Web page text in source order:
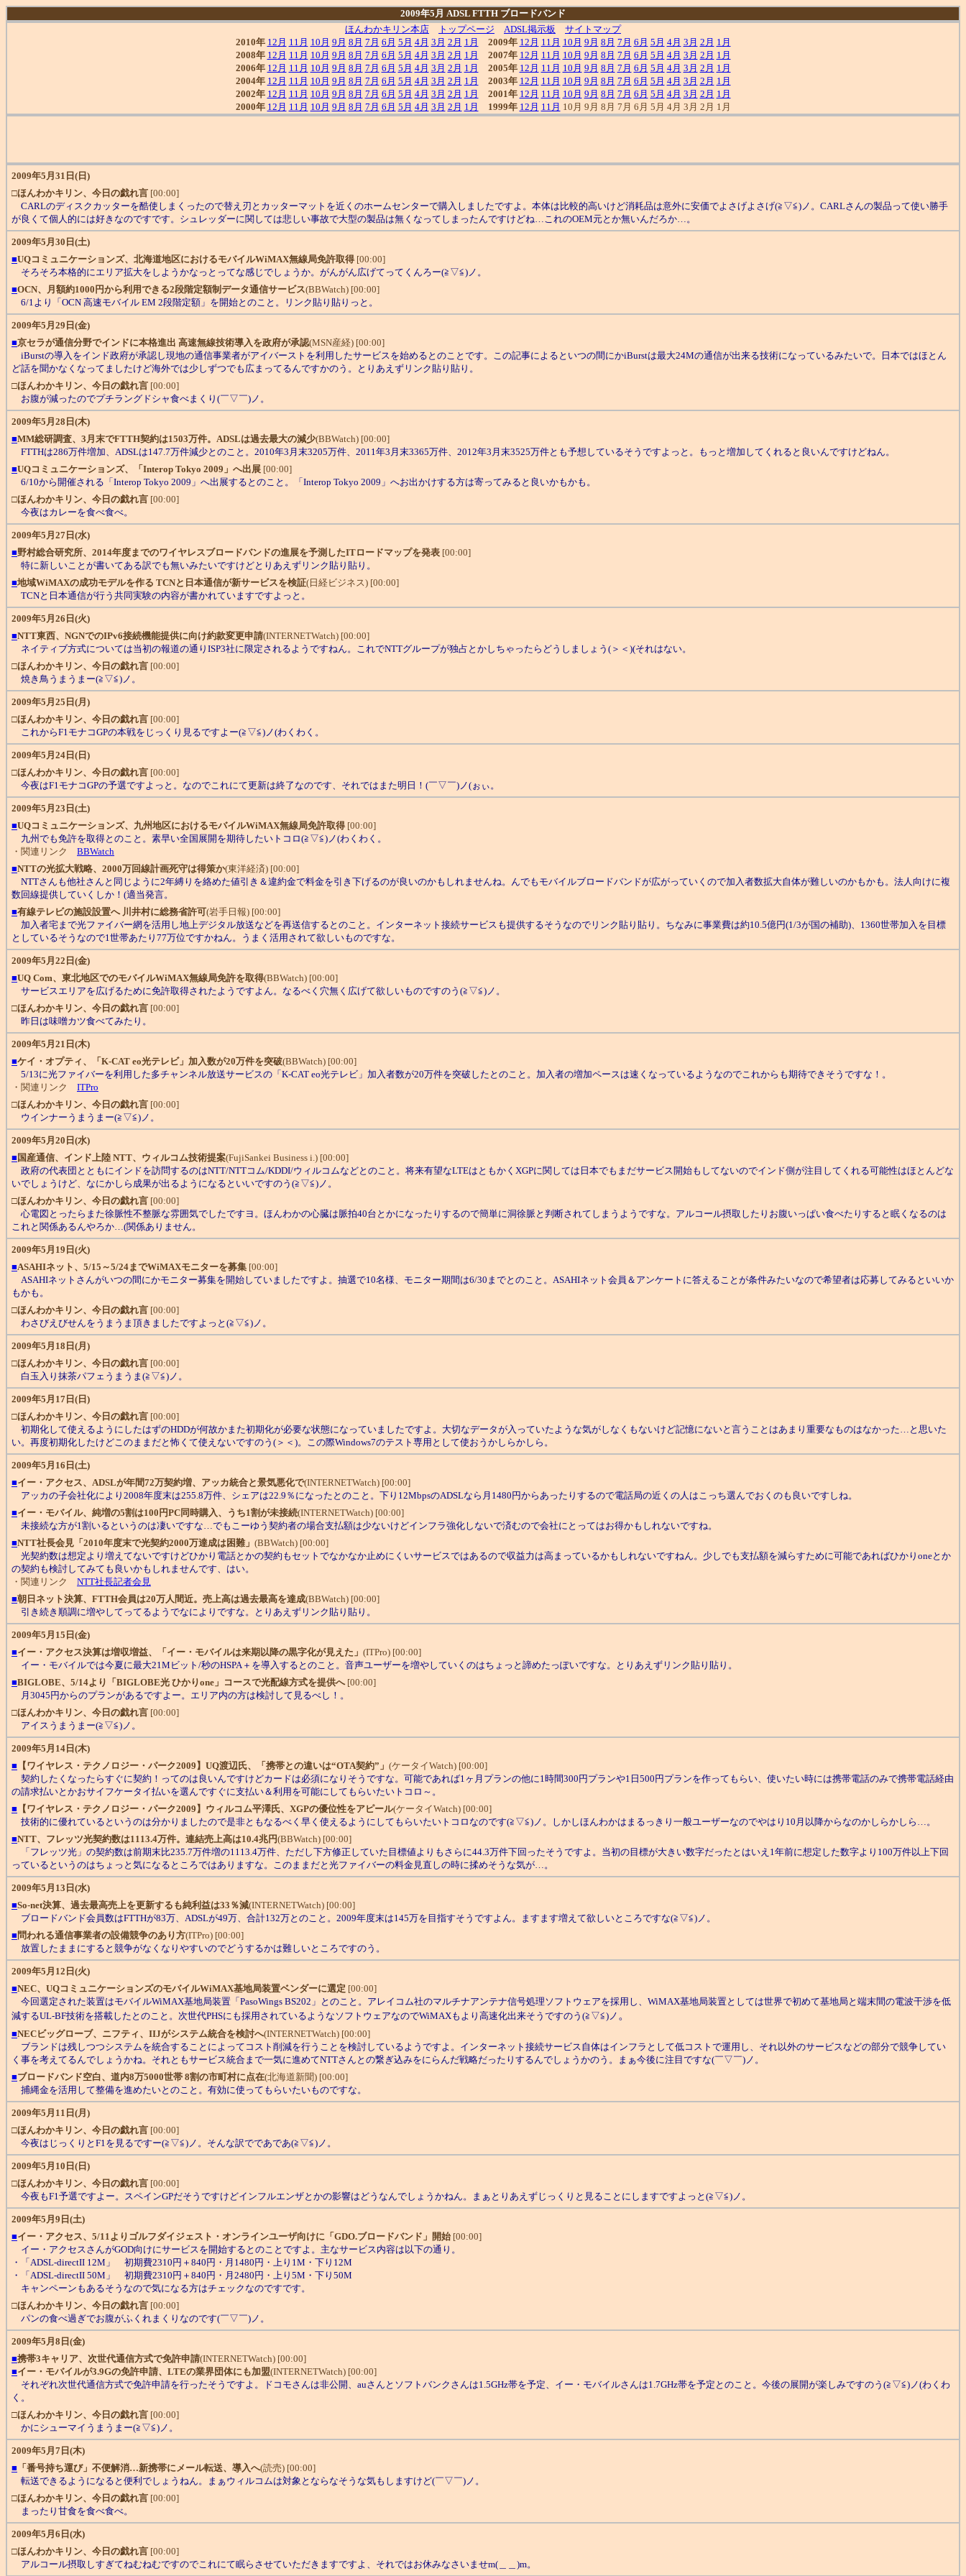
2009年5月 ADSL FTTH ブロードバンド
ほんわかキリン本店
トップページ ADSL掲示板
サイトマップ
2010年 12月 11月 10月 9月 8月 7月 6月 5月 4月 3月 2月 1月 2009年 12月 11月 10月 9月 8月 7月 6月 5月 4月 3月 2月 1月
2008年 12月 11月 10月 9月 8月 7月 6月 5月 4月 3月 2月 1月 2007年 12月 11月 10月 9月 8月 7月 6月 5月 4月 3月 2月 1月
2006年 12月 11月 10月 9月 8月 7月 6月 5月 4月 3月 2月 1月 2005年 12月 11月 10月 9月 8月 7月 6月 5月 4月 3月 2月 1月
2004年 12月 11月 10月 9月 8月 7月 6月 5月 4月 3月 2月 1月 2003年 12月 11月 10月 9月 8月 7月 6月 5月 4月 3月 2月 1月
2002年 12月 11月 10月 9月 8月 7月 6月 5月 4月 3月 2月 1月 2001年 12月 11月 10月 9月 8月 7月 6月 5月 4月 3月 2月 1月
2000年 12月 11月 10月 9月 8月 7月 6月 5月 4月 3月 2月 1月 1999年 12月 11月 10月 9月 8月 7月 6月 5月 4月 3月 2月 1月
2009年5月31日(日)
□ほんわかキリン、今日の戯れ言 [00:00]
CARLのディスクカッターを酷使しまくったので替え刃とカッターマットを近くのホームセンターで購入しましたですよ。本体は比較的高いけど消耗品は意外に安価でよさげよさげ(≧▽≦)ノ。CARLさんの製品って使い勝手
が良くて個人的には好きなのですです。シュレッダーに関しては悲しい事故で大型の製品は無くなってしまったんですけどね…これのOEM元とか無いんだろか…。
2009年5月30日(土)
■UQコミュニケーションズ、北海道地区におけるモバイルWiMAX無線局免許取得 [00:00]
そろそろ本格的にエリア拡大をしようかなっとってな感じでしょうか。がんがん広げてってくんろー(≧▽≦)ノ。
■OCN、月額約1000円から利用できる2段階定額制データ通信サービス(BBWatch) [00:00]
6/1より「OCN 高速モバイル EM 2段階定額」を開始とのこと。リンク貼り貼りっと。
2009年5月29日(金)
■京セラが通信分野でインドに本格進出 高速無線技術導入を政府が承認(MSN産経) [00:00]
iBurstの導入をインド政府が承認し現地の通信事業者がアイバーストを利用したサービスを始めるとのことです。この記事によるといつの間にかiBurstは最大24Mの通信が出来る技術になっているみたいで。日本ではほとん
ど話を聞かなくなってましたけど海外では少しずつでも広まってるんですかのう。とりあえずリンク貼り貼り。
□ほんわかキリン、今日の戯れ言 [00:00]
お腹が減ったのでプチラングドシャ食べまくり(￣▽￣)ノ。
2009年5月28日(木)
■MM総研調査、3月末でFTTH契約は1503万件。ADSLは過去最大の減少(BBWatch) [00:00]
FTTHは286万件増加、ADSLは147.7万件減少とのこと。2010年3月末3205万件、2011年3月末3365万件、2012年3月末3525万件とも予想しているそうですよっと。もっと増加してくれると良いんですけどねん。
■UQコミュニケーションズ、「Interop Tokyo 2009」へ出展 [00:00]
6/10から開催される「Interop Tokyo 2009」へ出展するとのこと。「Interop Tokyo 2009」へお出かけする方は寄ってみると良いかもかも。
□ほんわかキリン、今日の戯れ言 [00:00]
今夜はカレーを食べ食べ。
2009年5月27日(水)
■野村総合研究所、2014年度までのワイヤレスブロードバンドの進展を予測したITロードマップを発表 [00:00]
特に新しいことが書いてある訳でも無いみたいですけどとりあえずリンク貼り貼り。
■地域WiMAXの成功モデルを作る TCNと日本通信が新サービスを検証(日経ビジネス) [00:00]
TCNと日本通信が行う共同実験の内容が書かれていますですよっと。
2009年5月26日(火)
■NTT東西、NGNでのIPv6接続機能提供に向け約款変更申請(INTERNETWatch) [00:00]
ネイティブ方式については当初の報道の通りISP3社に限定されるようですねん。これでNTTグループが独占とかしちゃったらどうしましょう(＞＜)(それはない。
□ほんわかキリン、今日の戯れ言 [00:00]
焼き鳥うまうまー(≧▽≦)ノ。
2009年5月25日(月)
□ほんわかキリン、今日の戯れ言 [00:00]
これからF1モナコGPの本戦をじっくり見るですよー(≧▽≦)ノ(わくわく。
2009年5月24日(日)
□ほんわかキリン、今日の戯れ言 [00:00]
今夜はF1モナコGPの予選ですよっと。なのでこれにて更新は終了なのです、それではまた明日！(￣▽￣)ノ(ぉぃ。
2009年5月23日(土)
■UQコミュニケーションズ、九州地区におけるモバイルWiMAX無線局免許取得 [00:00]
九州でも免許を取得とのこと。素早い全国展開を期待したいトコロ(≧▽≦)ノ(わくわく。
・関連リンク BBWatch
■NTTの光拡大戦略、2000万回線計画死守は得策か(東洋経済) [00:00]
NTTさんも他社さんと同じように2年縛りを絡めた値引き＆違約金で料金を引き下げるのが良いのかもしれませんね。んでもモバイルブロードバンドが広がっていくので加入者数拡大自体が難しいのかもかも。法人向けに複
数回線提供していくしか！(適当発言。
■有線テレビの施設設置へ 川井村に総務省許可(岩手日報) [00:00]
加入者宅まで光ファイバー網を活用し地上デジタル放送などを再送信するとのこと。インターネット接続サービスも提供するそうなのでリンク貼り貼り。ちなみに事業費は約10.5億円(1/3が国の補助)、1360世帯加入を目標
としているそうなので1世帯あたり77万位ですかねん。うまく活用されて欲しいものですな。
2009年5月22日(金)
■UQ Com、東北地区でのモバイルWiMAX無線局免許を取得(BBWatch) [00:00]
サービスエリアを広げるために免許取得されたようですよん。なるべく穴無く広げて欲しいものですのう(≧▽≦)ノ。
□ほんわかキリン、今日の戯れ言 [00:00]
昨日は味噌カツ食べてみたり。
2009年5月21日(木)
■ケイ・オプティ、「K-CAT eo光テレビ」加入数が20万件を突破(BBWatch) [00:00]
5/13に光ファイバーを利用した多チャンネル放送サービスの「K-CAT eo光テレビ」加入者数が20万件を突破したとのこと。加入者の増加ペースは速くなっているようなのでこれからも期待できそうですな！。
・関連リンク ITPro
□ほんわかキリン、今日の戯れ言 [00:00]
ウインナーうまうまー(≧▽≦)ノ。
2009年5月20日(水)
■ 国産通信、インド上陸 NTT、ウィルコム技術提案(FujiSankei Business i.) [00:00]
政府の代表団とともにインドを訪問するのはNTT/NTTコム/KDDI/ウィルコムなどとのこと。将来有望なLTEはともかくXGPに関しては日本でもまだサービス開始もしてないのでインド側が注目してくれる可能性はほとんどな
いでしょうけど、なにかしら成果が出るようになるといいですのう(≧▽≦)ノ。
□ほんわかキリン、今日の戯れ言 [00:00]
心電図とったらまた徐脈性不整脈な雰囲気でしたですヨ。ほんわかの心臓は脈拍40台とかになったりするので簡単に洞徐脈と判断されてしまうようですな。アルコール摂取したりお腹いっぱい食べたりすると眠くなるのは
これと関係あるんやろか…(関係ありません。
2009年5月19日(火)
■ASAHIネット、5/15～5/24までWiMAXモニターを募集 [00:00]
ASAHIネットさんがいつの間にかモニター募集を開始していましたですよ。抽選で10名様、モニター期間は6/30までとのこと。ASAHIネット会員＆アンケートに答えることが条件みたいなので希望者は応募してみるといいか
もかも。
□ほんわかキリン、今日の戯れ言 [00:00]
わさびえびせんをうまうま頂きましたですよっと(≧▽≦)ノ。
2009年5月18日(月)
□ほんわかキリン、今日の戯れ言 [00:00]
白玉入り抹茶パフェうまうま(≧▽≦)ノ。
2009年5月17日(日)
□ほんわかキリン、今日の戯れ言 [00:00]
初期化して使えるようにしたはずのHDDが何故かまた初期化が必要な状態になっていましたですよ。大切なデータが入っていたような気がしなくもないけど記憶にないと言うことはあまり重要なものはなかった…と思いた
い。再度初期化したけどこのままだと怖くて使えないですのう(＞＜)。この際Windows7のテスト専用として使おうかしらかしら。
2009年5月16日(土)
■イー・アクセス、ADSLが年間72万契約増、アッカ統合と景気悪化で(INTERNETWatch) [00:00]
アッカの子会社化により2008年度末は255.8万件、シェアは22.9％になったとのこと。下り12MbpsのADSLなら月1480円からあったりするので電話局の近くの人はこっち選んでおくのも良いですしね。
■イー・モバイル、純増の5割は100円PC同時購入、うち1割が未接続(INTERNETWatch) [00:00]
未接続な方が1割いるというのは凄いですな…でもこーゆう契約者の場合支払額は少ないけどインフラ強化しないで済むので会社にとってはお得かもしれないですね。
■NTT社長会見「2010年度末で光契約2000万達成は困難」 (BBWatch) [00:00]
光契約数は想定より増えてないですけどひかり電話とかの契約もセットでなかなか止めにくいサービスではあるので収益力は高まっているかもしれないですねん。少しでも支払額を減らすために可能であればひかりoneとか
の契約も検討してみても良いかもしれませんです、はい。
・関連リンク NTT社長記者会見
■朝日ネット決算、FTTH会員は20万人間近。売上高は過去最高を達成(BBWatch) [00:00]
引き続き順調に増やしてってるようでなによりですな。とりあえずリンク貼り貼り。
2009年5月15日(金)
■イー・アクセス決算は増収増益、「イー・モバイルは来期以降の黒字化が見えた」 (ITPro) [00:00]
イー・モバイルでは今夏に最大21Mビット/秒のHSPA＋を導入するとのこと。音声ユーザーを増やしていくのはちょっと諦めたっぽいですな。とりあえずリンク貼り貼り。
■BIGLOBE、5/14より「BIGLOBE光 ひかりone」コースで光配線方式を提供へ[00:00]
月3045円からのプランがあるですよー。エリア内の方は検討して見るべし！。
□ほんわかキリン、今日の戯れ言 [00:00]
アイスうまうまー(≧▽≦)ノ。
2009年5月14日(木)
■ 【ワイヤレス・テクノロジー・パーク2009】UQ渡辺氏、「携帯との違いは“OTA契約”」 (ケータイWatch) [00:00]
契約したくなったらすぐに契約！ってのは良いんですけどカードは必須になりそうですな。可能であれば1ヶ月プランの他に1時間300円プランや1日500円プランを作ってもらい、使いたい時には携帯電話のみで携帯電話経由
の請求払いとかおサイフケータイ払いを選んですぐに支払い＆利用を可能にしてもらいたいトコロ～。
■ 【ワイヤレス・テクノロジー・パーク2009】ウィルコム平澤氏、XGPの優位性をアピール(ケータイWatch) [00:00]
技術的に優れているというのは分かりましたので是非ともなるべく早く使えるようにしてもらいたいトコロなのです(≧▽≦)ノ。しかしほんわかはまるっきり一般ユーザーなのでやはり10月以降からなのかしらかしら…。
■NTT、フレッツ光契約数は1113.4万件。連結売上高は10.4兆円(BBWatch) [00:00]
「フレッツ光」の契約数は前期末比235.7万件増の1113.4万件、ただし下方修正していた目標値よりもさらに44.3万件下回ったそうですよ。当初の目標が大きい数字だったとはいえ1年前に想定した数字より100万件以上下回
っているというのはちょっと気になるところではありますな。このままだと光ファイバーの料金見直しの時に揉めそうな気が…。
2009年5月13日(水)
■So-net決算、過去最高売上を更新するも純利益は33％減(INTERNETWatch) [00:00]
ブロードバンド会員数はFTTHが83万、ADSLが49万、合計132万とのこと。2009年度末は145万を目指すそうですよん。ますます増えて欲しいところですな(≧▽≦)ノ。
■ 問われる通信事業者の設備競争のあり方(ITPro) [00:00]
放置したままにすると競争がなくなりやすいのでどうするかは難しいところですのう。
2009年5月12日(火)
■NEC、UQコミュニケーションズのモバイルWiMAX基地局装置ベンダーに選定 [00:00]
今回選定された装置はモバイルWiMAX基地局装置「PasoWings BS202」とのこと。アレイコム社のマルチナアンテナ信号処理ソフトウェアを採用し、WiMAX基地局装置としては世界で初めて基地局と端末間の電波干渉を低
減するUL-BF技術を搭載したとのこと。次世代PHSにも採用されているようなソフトウェアなのでWiMAXもより高速化出来そうですのう(≧▽≦)ノ 。
■NECビッグローブ、ニフティ、IIJがシステム統合を検討へ(INTERNETWatch) [00:00]
ブランドは残しつつシステムを統合することによってコスト削減を行うことを検討しているようですよ。インターネット接続サービス自体はインフラとして低コストで運用し、それ以外のサービスなどの部分で競争してい
く事を考えてるんでしょうかね。それともサービス統合まで一気に進めてNTTさんとの繋ぎ込みをにらんだ戦略だったりするんでしょうかのう。まぁ今後に注目ですな(￣▽￣)ノ。
■ブロードバンド空白、道内8万5000世帯 8割の市町村に点在(北海道新聞) [00:00]
捕縄金を活用して整備を進めたいとのこと。有効に使ってもらいたいものですな。
2009年5月11日(月)
□ほんわかキリン、今日の戯れ言 [00:00]
今夜はじっくりとF1を見るですー(≧▽≦)ノ。そんな訳でであであ(≧▽≦)ノ。
2009年5月10日(日)
□ほんわかキリン、今日の戯れ言 [00:00]
今夜もF1予選ですよー。スペインGPだそうですけどインフルエンザとかの影響はどうなんでしょうかねん。まぁとりあえずじっくりと見ることにしますですよっと(≧▽≦)ノ。
2009年5月9日(土)
■イー・アクセス、5/11よりゴルフダイジェスト・オンラインユーザ向けに「GDO.ブロードバンド」開始 [00:00]
イー・アクセスさんがGOD向けにサービスを開始するとのことですよ。主なサービス内容は以下の通り。
・「ADSL-directII 12M」 初期費2310円＋840円・月1480円・上り1M・下り12M
・「ADSL-directII 50M」 初期費2310円＋840円・月2480円・上り5M・下り50M
キャンペーンもあるそうなので気になる方はチェックなのですです。
□ほんわかキリン、今日の戯れ言 [00:00]
パンの食べ過ぎでお腹がふくれまくりなのです(￣▽￣)ノ。
2009年5月8日(金)
■携帯3キャリア、次世代通信方式で免許申請(INTERNETWatch) [00:00]
■イー・モバイルが3.9Gの免許申請、LTEの業界団体にも加盟(INTERNETWatch) [00:00]
それぞれ次世代通信方式で免許申請を行ったそうですよ。ドコモさんは非公開、auさんとソフトバンクさんは1.5GHz帯を予定、イー・モバイルさんは1.7GHz帯を予定とのこと。今後の展開が楽しみですのう(≧▽≦)ノ(わくわ
く。
□ほんわかキリン、今日の戯れ言 [00:00]
かにシューマイうまうまー(≧▽≦)ノ。
2009年5月7日(木)
■ 「番号持ち運び」不便解消…新携帯にメール転送、導入へ(読売) [00:00]
転送できるようになると便利でしょうねん。まぁウィルコムは対象とならなそうな気もしますけど(￣▽￣)ノ。
□ほんわかキリン、今日の戯れ言 [00:00]
まったり甘食を食べ食べ。
2009年5月6日(水)
□ほんわかキリン、今日の戯れ言 [00:00]
アルコール摂取しすぎてねむねむですのでこれにて眠らさせていただきますですよ、それではお休みなさいませm(＿＿)m。